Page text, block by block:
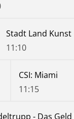
Stadt Land Kunst
11:10
CSI: Miami
11:15